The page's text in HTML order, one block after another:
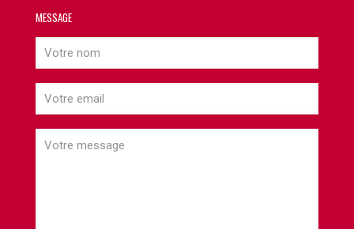
MESSAGE